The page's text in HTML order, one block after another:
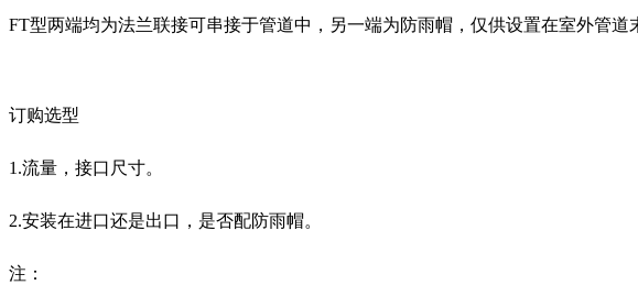
FT型两端均为法兰联接可串接于管道中，另一端为防雨帽，仅供设置在室外管道
订购选型
1.流量，接口尺寸。
2.安装在进口还是出口，是否配防雨帽。
注：